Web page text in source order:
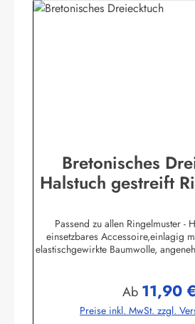
Bretonisches
Halstuch gestreift
Passend zu allen Ringelmuster -
einsetzbares Accessoire,einlagig
elastischgewirkte Baumwolle,
Bekleidungswerk
Wittmundinfo@modas-
Regulärer
Ab 11,90 €
Preise inkl. MwSt. zzgl.